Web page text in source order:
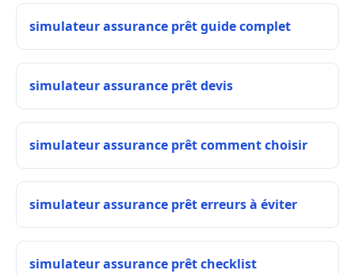
simulateur assurance prêt guide complet
simulateur assurance prêt devis
simulateur assurance prêt comment choisir
simulateur assurance prêt erreurs à éviter
simulateur assurance prêt checklist